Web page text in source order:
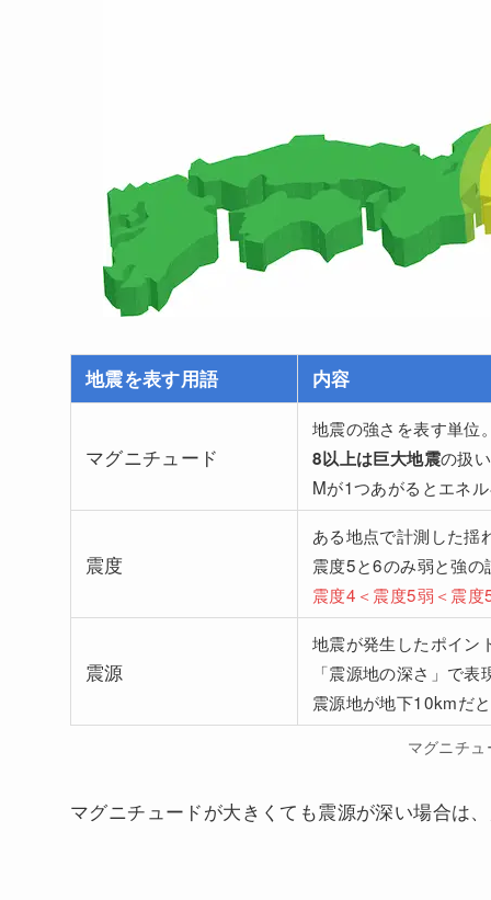
地震を表す用語 内容
マグニチュード
地震の強さを表す単位
8以上は巨大地震の扱
Mが1つあがるとエネ
震度
ある地点で計測した揺
震度5と6のみ弱と強の
震度4＜震度5弱＜震
震源
地震が発生したポイン
「震源地の深さ」で表
震源地が地下10kmだ
マグニチ
マグニチュードが大きくても震源が深い場合は